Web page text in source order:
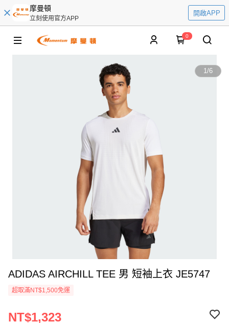
摩曼頓
立刻使用官方APP
開啟APP
0
1/6
ADIDAS AIRCHILL TEE 男 短袖上衣 JE5747
超取滿NT$1,500免運
NT$1,323